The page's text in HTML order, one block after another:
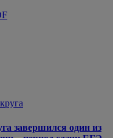
завершился один из